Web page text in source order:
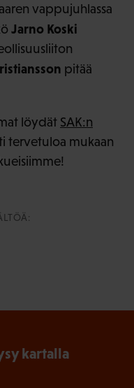
vappujuhlassa
Jarno Koski
pitää
löydät SAK:n
tervetuloa mukaan
kartalla